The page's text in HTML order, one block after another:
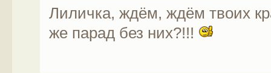
Лиличка, ждём, ждём твоих
же парад без них?!!!